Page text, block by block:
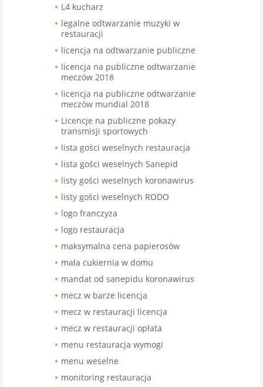
L4 kucharz
legalne odtwarzanie muzyki w
restauracji
licencja na odtwarzanie publiczne
licencja na publiczne odtwarzanie
meczów 2018
licencja na publiczne odtwarzanie
meczów mundial 2018
Licencje na publiczne pokazy
transmisji sportowych
lista gości weselnych restauracja
lista gości weselnych Sanepid
listy gości weselnych koronawirus
listy gości weselnych RODO
logo franczyza
logo restauracja
maksymalna cena papierosów
mała cukiernia w domu
mandat od sanepidu koronawirus
mecz w barze licencja
mecz w restauracji licencja
mecz w restauracji opłata
menu restauracja wymogi
menu weselne
monitoring restauracja